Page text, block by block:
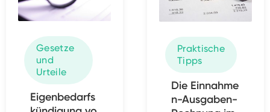
Gesetze
und
Urteile
Eigenbedarfs
Praktische
Tipps
Die Einnahme
n-Ausgaben-